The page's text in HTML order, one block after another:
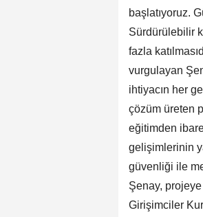
başlatıyoruz.
Sürdürülebilir
fazla
vurgulayan
ihtiyacın her
çözüm üreten
eğitimden
gelişimlerinin
güvenliği ile
Şenay,
Girişimciler